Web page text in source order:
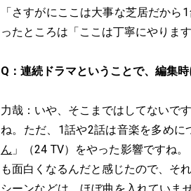
「さすがにここは大事な芝居だか
ったところは「ここは丁寧にやりま
Q：連続ドラマということで、編集
力哉：いや、そこまではしてないで
ね。ただ、1話や2話は音楽を多め
ん 」（24 TV）をやった影響ですね。
も面白くなるんだと感じたので、そ